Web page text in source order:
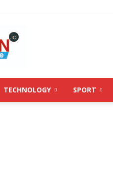
TECHNOLOGY SPORT